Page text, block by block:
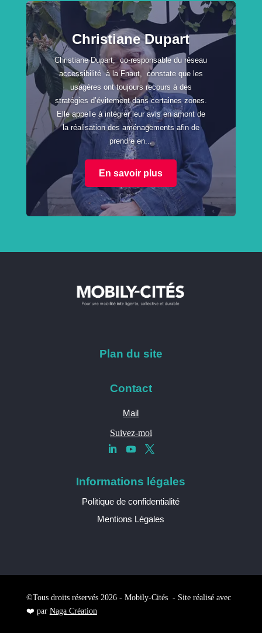
Christiane Dupart
Christiane Dupart, co-responsable du réseau
accessibilité à la Fnaut, constate que les
usagères ont toujours recours à des
stratégies d’évitement dans certaines zones.
Elle appelle à intégrer leur avis en amont de
la réalisation des aménagements afin de
prendre en...
En savoir plus
Plan du site
Contact
Mail
Suivez-moi
Informations légales
Politique de confidentialité
Mentions Légales
©Tous droits réservés 2026 - Mobily-Cités - Site réalisé avec
❤️ par Naga Création